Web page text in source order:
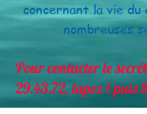
concernant la vie du
nombreuses
Pour contacter le
29.43.72, tapez 1 puis